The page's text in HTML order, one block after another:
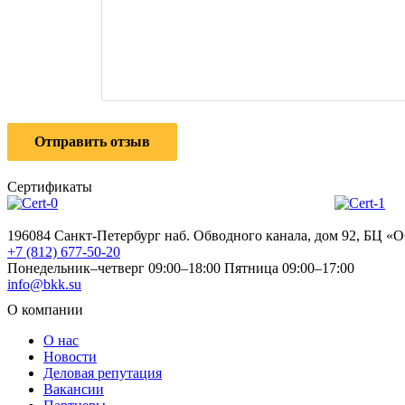
Отправить отзыв
Сертификаты
196084 Санкт-Петербург наб. Обводного канала, дом 92, БЦ
+7 (812) 677-50-20
Понедельник–четверг 09:00–18:00 Пятница 09:00–17:00
info@bkk.su
О компании
О нас
Новости
Деловая репутация
Вакансии